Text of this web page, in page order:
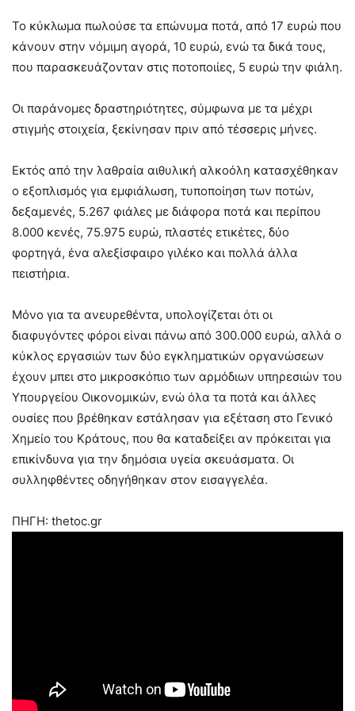
Το κύκλωμα πωλούσε τα επώνυμα ποτά, από 17 ευρώ που
κάνουν στην νόμιμη αγορά, 10 ευρώ, ενώ τα δικά τους,
που παρασκευάζονταν στις ποτοποιίες, 5 ευρώ την φιάλη.
Οι παράνομες δραστηριότητες, σύμφωνα με τα μέχρι
στιγμής στοιχεία, ξεκίνησαν πριν από τέσσερις μήνες.
Εκτός από την λαθραία αιθυλική αλκοόλη κατασχέθηκαν
ο εξοπλισμός για εμφιάλωση, τυποποίηση των ποτών,
δεξαμενές, 5.267 φιάλες με διάφορα ποτά και περίπου
8.000 κενές, 75.975 ευρώ, πλαστές ετικέτες, δύο
φορτηγά, ένα αλεξίσφαιρο γιλέκο και πολλά άλλα
πειστήρια.
Μόνο για τα ανευρεθέντα, υπολογίζεται ότι οι
διαφυγόντες φόροι είναι πάνω από 300.000 ευρώ, αλλά ο
κύκλος εργασιών των δύο εγκληματικών οργανώσεων
έχουν μπει στο μικροσκόπιο των αρμόδιων υπηρεσιών του
Υπουργείου Οικονομικών, ενώ όλα τα ποτά και άλλες
ουσίες που βρέθηκαν εστάλησαν για εξέταση στο Γενικό
Χημείο του Κράτους, που θα καταδείξει αν πρόκειται για
επικίνδυνα για την δημόσια υγεία σκευάσματα. Οι
συλληφθέντες οδηγήθηκαν στον εισαγγελέα.
ΠΗΓΗ: thetoc.gr